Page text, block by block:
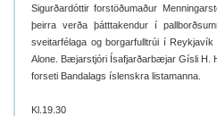
Sigurðardóttir forstöðumaður
þeirra verða þátttakendur í
sveitarfélaga og borgarfulltrúi í
Alone. Bæjarstjóri Ísafjarðarbæjar Gísli H.
forseti Bandalags íslenskra listamanna.
Kl.19.30